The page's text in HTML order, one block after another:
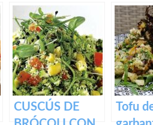
CUSCÚS DE
Tofu